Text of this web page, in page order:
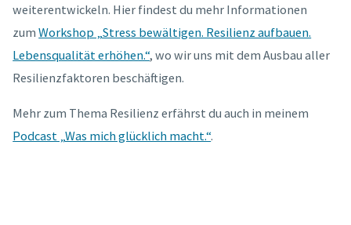
weiterentwickeln. Hier findest du mehr Informationen
zumWorkshop „Stress bewältigen. Resilienz aufbauen.
Lebensqualität erhöhen.“, wo wir uns mit dem Ausbau aller
Resilienzfaktoren beschäftigen.
Mehr zum Thema Resilienz erfährst du auch in meinem
Podcast „Was mich glücklich macht.“.